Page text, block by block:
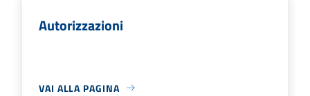
Autorizzazioni
VAI ALLA PAGINA